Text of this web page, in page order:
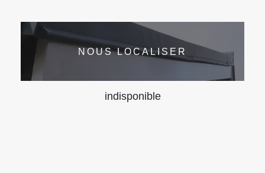
NOUS LOCALISER
indisponible